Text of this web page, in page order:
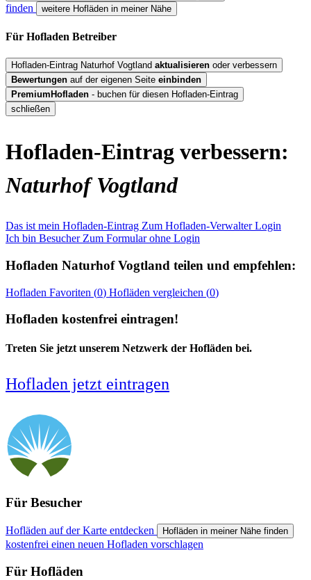
finden
weitere Hofläden in meiner Nähe
Für Hofladen Betreiber
Hofladen-Eintrag Naturhof Vogtland aktualisieren oder verbessern
Bewertungen auf der eigenen Seite einbinden
PremiumHofladen - buchen für diesen Hofladen-Eintrag
schließen
Hofladen-Eintrag verbessern:
Naturhof Vogtland
Das ist mein Hofladen-Eintrag Zum Hofladen-Verwalter Login
Ich bin Besucher Zum Formular ohne Login
Hofladen Naturhof Vogtland teilen und empfehlen:
Hofladen Favoriten (0) Hofläden vergleichen (0)
Hofladen kostenfrei eintragen!
Treten Sie jetzt unserem Netzwerk der Hofläden bei.
Hofladen jetzt eintragen
Für Besucher
Hofläden auf der Karte entdecken Hofläden in meiner Nähe finden
kostenfrei einen neuen Hofladen vorschlagen
Für Hofläden